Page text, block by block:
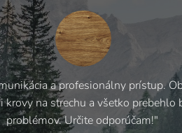
a profesionálny prístup.
krovy na strechu a všetko prebehlo
problémov. Určite odporúčam!"